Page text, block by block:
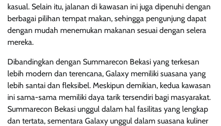
kasual. Selain itu, jalanan di kawasan ini juga dipenuhi dengan
berbagai pilihan tempat makan, sehingga pengunjung dapat
dengan mudah menemukan makanan sesuai dengan selera
mereka.
Dibandingkan dengan Summarecon Bekasi yang terkesan
lebih modern dan terencana, Galaxy memiliki suasana yang
lebih santai dan fleksibel. Meskipun demikian, kedua kawasan
ini sama-sama memiliki daya tarik tersendiri bagi masyarakat.
Summarecon Bekasi unggul dalam hal fasilitas yang lengkap
dan tertata, sementara Galaxy unggul dalam suasana kuliner